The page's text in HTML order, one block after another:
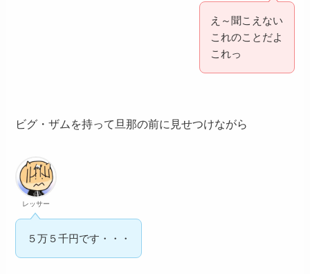
え～聞こえない
これのことだよ
これっ
ビグ・ザムを持って旦那の前に見せつけながら
レッサー
５万５千円です・・・